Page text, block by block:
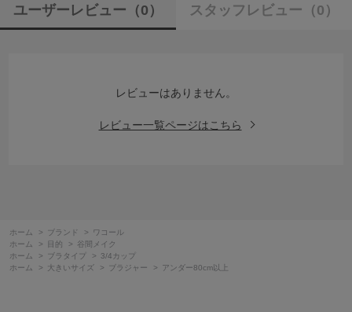
ユーザーレビュー （0） スタッフレビュー （0）
レビューはありません。
レビュー一覧ページはこちら
ホーム > ブランド >
ワコール
ホーム
> 目的 >
谷間メイク
ホーム
> ブラタイプ >
3/4カップ
ホーム
> 大きいサイズ > ブラジャー > アンダー80cm以上